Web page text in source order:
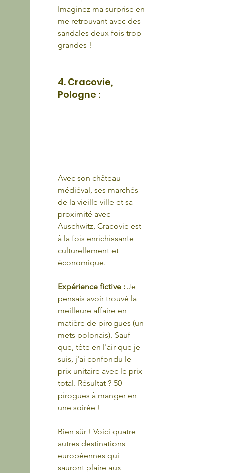
Imaginez ma surprise en
me retrouvant avec des
sandales deux fois trop
grandes !
4. Cracovie,
Pologne :
Avec son château
médiéval, ses marchés
de la vieille ville et sa
proximité avec
Auschwitz, Cracovie est
à la fois enrichissante
culturellement et
économique.
Expérience fictive : Je
pensais avoir trouvé la
meilleure affaire en
matière de pirogues (un
mets polonais). Sauf
que, tête en l'air que je
suis, j'ai confondu le
prix unitaire avec le prix
total. Résultat ? 50
pirogues à manger en
une soirée !
Bien sûr ! Voici quatre
autres destinations
européennes qui
sauront plaire aux